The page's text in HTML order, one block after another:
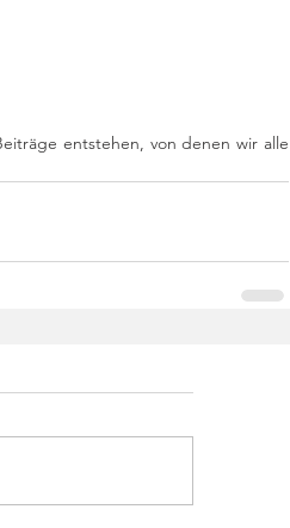
entstehen, von denen wir alle